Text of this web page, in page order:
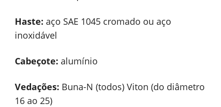
Haste: aço SAE 1045 cromado ou aço
inoxidável
Cabeçote: alumínio
Vedações: Buna-N (todos) Viton (do diâmetro
16 ao 25)